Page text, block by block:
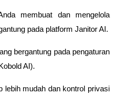
membuat dan mengelola
pada platform Janitor AI.
bergantung pada pengaturan
AI).
lebih mudah dan kontrol privasi